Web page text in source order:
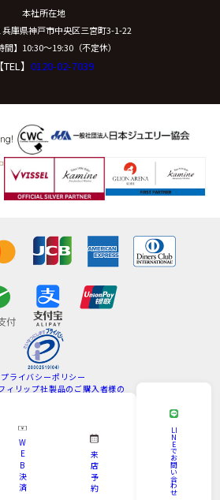
本社所在地
兵庫県神戸市中央区三宮町3-1-22
間】10:30〜19:30（不定休）
【TEL】 0120-02-7039
プライバシーポリシー
ィリップ社製品のご購入者様の
サイトマップ
KAMINE All Rights Reserved.
W
E
B
決
済
来
店
予
約
LI
N
E
で
お
問
い
合
わ
せ